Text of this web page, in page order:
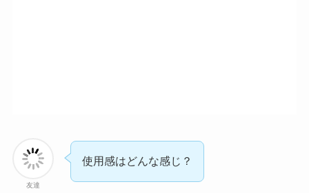
友達
使用感はどんな感じ？